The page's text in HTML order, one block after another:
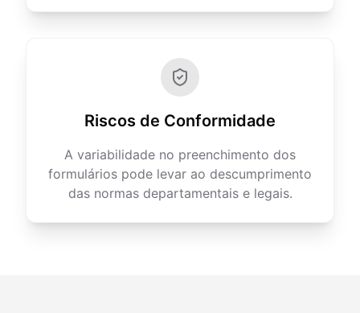
Riscos de Conformidade
A variabilidade no preenchimento dos
formulários pode levar ao descumprimento
das normas departamentais e legais.